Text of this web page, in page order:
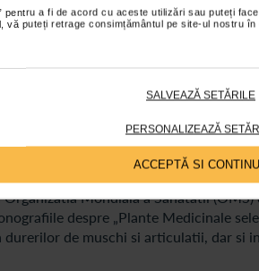
pentru a fi de acord cu aceste utilizări sau puteți
puteți retrage consimțământul pe site-ul nostru în
SALVEAZĂ SETĂRILE
PERSONALIZEAZĂ
ACCEPTĂ SI
medicinale, care, dupa unele
Mondiala a Sanatatii (OMS)
despre „Plante Medicinale
de muschi si articulatii, dar si